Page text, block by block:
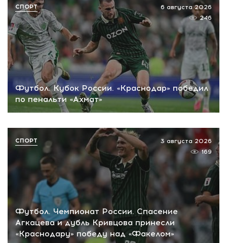
Футбол. Кубок России. «Краснодар» победил
по пенальти «Ахмат»
6 августа 2026
246
СПОРТ
Футбол. Чемпионат России. Спасение
Агкацева и дубль Кривцова принесли
«Краснодару» победу над «Факелом»
3 августа 2026
169
СПОРТ